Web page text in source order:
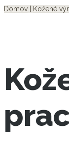
Domov
Kožené